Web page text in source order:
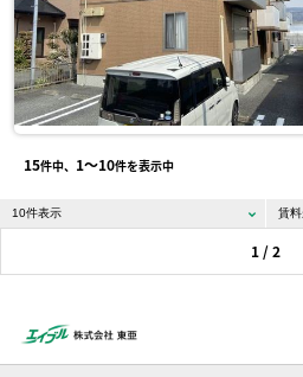
15件中、 1〜10件を表示中
1 / 2